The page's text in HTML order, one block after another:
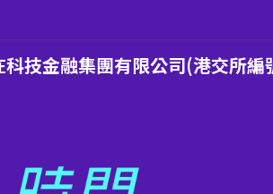
技金融集團有限公司(港交所